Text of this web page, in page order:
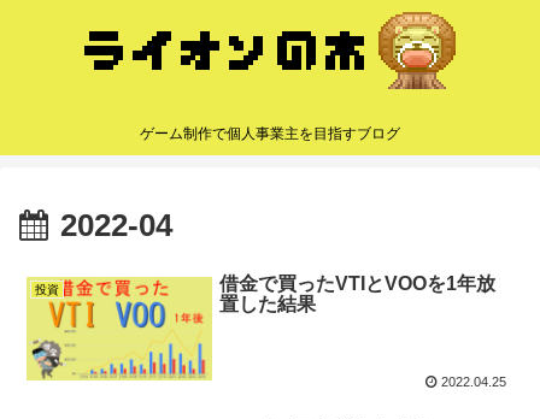
ゲーム制作で個人事業主を目指すブログ
2022-04
投資
借金で買ったVTIとVOOを1年放
置した結果
2022.04.25